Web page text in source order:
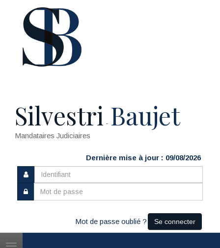
Silvestri - Baujet
Mandataires Judiciaires
Dernière mise à jour : 09/08/2026
Mot de passe oublié ? Se connecter